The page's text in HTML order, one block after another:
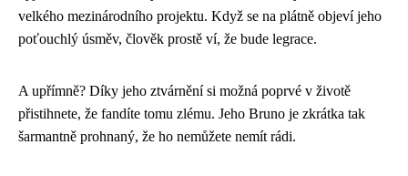
velkého mezinárodního projektu. Když se na plátně objeví jeho
poťouchlý úsměv, člověk prostě ví, že bude legrace.
A upřímně? Díky jeho ztvárnění si možná poprvé v životě
přistihnete, že fandíte tomu zlému. Jeho Bruno je zkrátka tak
šarmantně prohnaný, že ho nemůžete nemít rádi.